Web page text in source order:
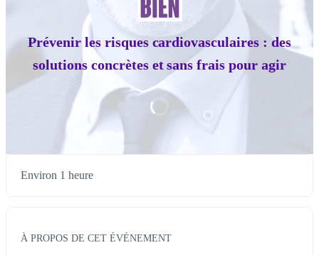
Prévenir les risques cardiovasculaires : des
solutions concrètes et sans frais pour agir
Environ 1 heure
À PROPOS DE CET ÉVÉNEMENT